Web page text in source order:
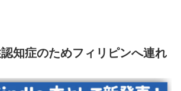
知症のためフィリピンへ連れ